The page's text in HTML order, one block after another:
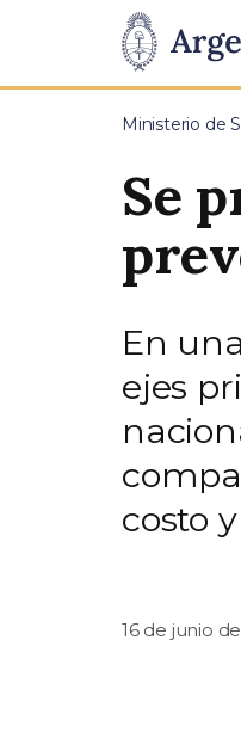
Presidencia
de
Pasar al contenido
Ministerio de
Se
En
ejes
costo
16 de junio